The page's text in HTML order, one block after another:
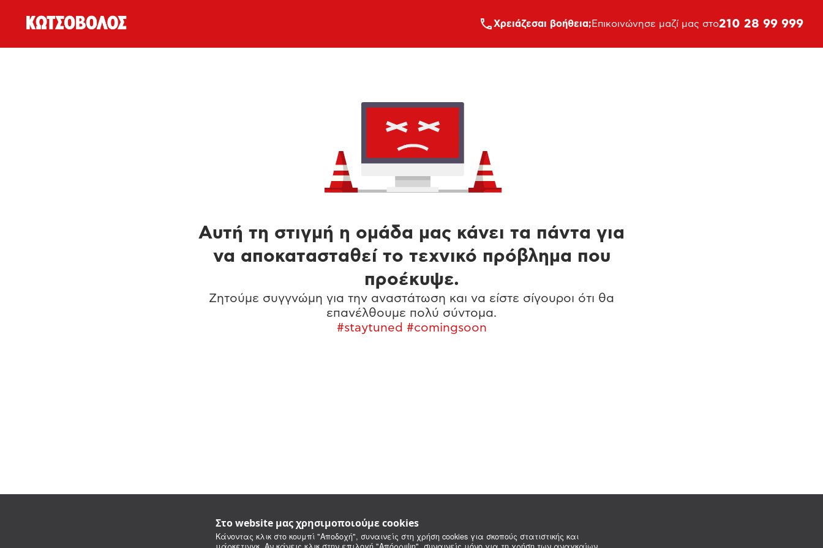
Στο website μας χρησιμοποιούμε cookies
Κάνοντας κλικ στο κουμπί "Αποδοχή", συναινείς στη χρήση cookies για σκοπούς στατιστικής και
Xρειάζεσαι βοήθεια; Επικοινώνησε μαζί μας στο210 28 99 999
Αυτή τη στιγμή η ομάδα μας κάνει τα πάντα για
να αποκατασταθεί το τεχνικό πρόβλημα που
προέκυψε.
Ζητούμε συγγνώμη για την αναστάτωση και να είστε σίγουροι ότι θα
επανέλθουμε πολύ σύντομα.
#staytuned #comingsoon